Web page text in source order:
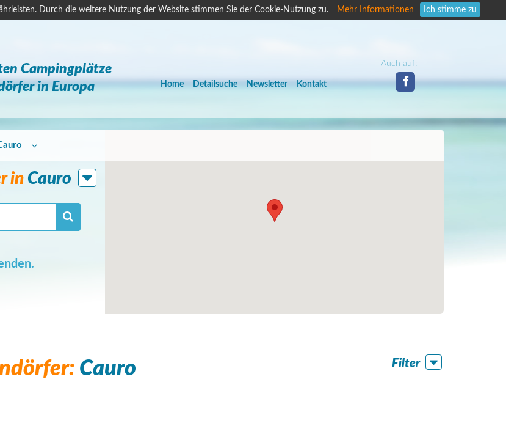
Durch die weitere Nutzung der Website stimmen Sie der Cookie-Nutzung zu. Mehr Informationen Ich stimme zu
Campingplätze
in Europa
Home Detailsuche Newsletter Kontakt
Auch auf:
in Cauro
Cauro Filter